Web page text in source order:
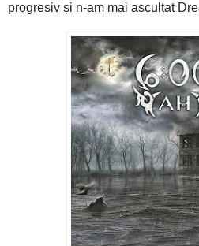
progresiv și n-am mai ascultat